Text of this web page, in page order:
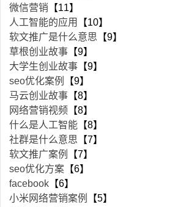
微信营销 【11】
人工智能的应用
【10】
软文推广是什么意思 【9】
草根创业故事 【9】
大学生创业故事 【9】
seo优化案例
【9】
马云创业故事 【8】
网络营销视频 【8】
什么是人工智能 【8】
社群是什么意思 【7】
软文推广案例
【7】
seo优化方案 【6】
facebook 【6】
小米网络营销案例
【5】